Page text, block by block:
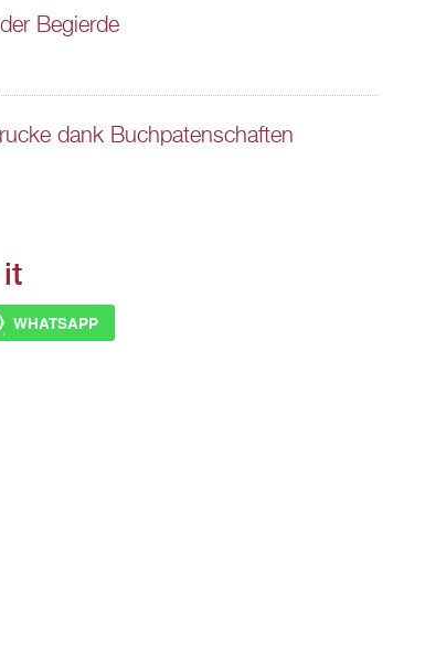
Begierde
dank Buchpatenschaften
WHATSAPP